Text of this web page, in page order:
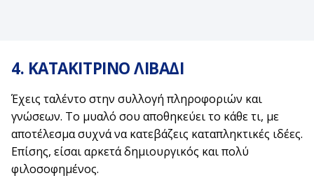
4. ΚΑΤΑΚΙΤΡΙΝΟ ΛΙΒΑΔΙ
Έχεις ταλέντο στην συλλογή πληροφοριών και
γνώσεων. Το μυαλό σου αποθηκεύει το κάθε τι, με
αποτέλεσμα συχνά να κατεβάζεις καταπληκτικές ιδέες.
Επίσης, είσαι αρκετά δημιουργικός και πολύ
φιλοσοφημένος.